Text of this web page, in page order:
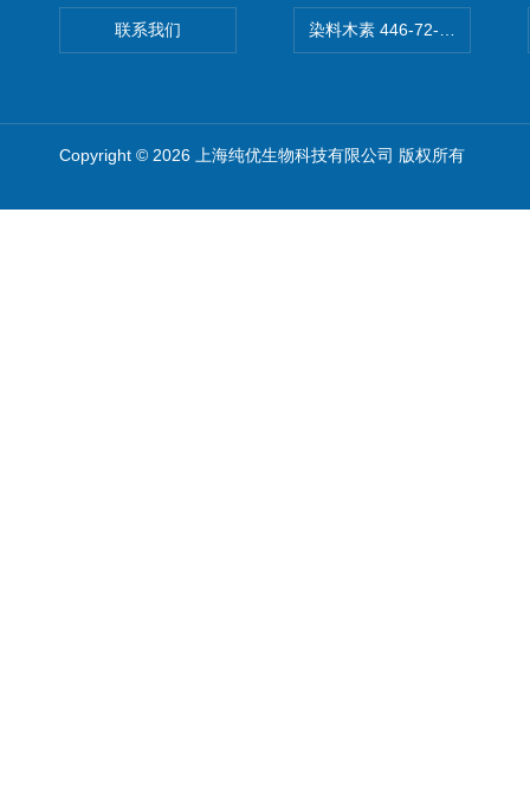
联系我们 染料木素 446-72-0
Copyright © 2026 上海纯优生物科技有限公司 版权所有